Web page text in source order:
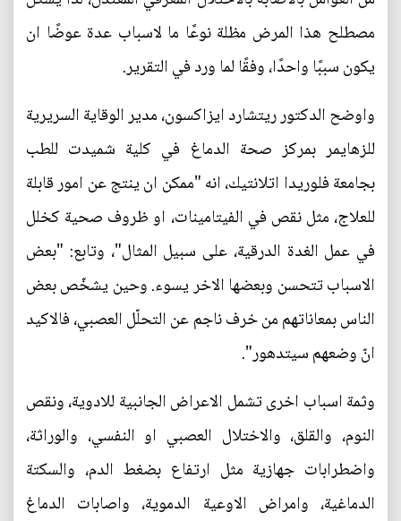
مصطلح هذا المرض مظلة نوعًا ما لاسباب عدة عوضًا ان
يكون سببًا واحدًا، وفقًا لما ورد في التقرير.
واوضح الدكتور ريتشارد ايزاكسون، مدير الوقاية السريرية
للزهايمر بمركز صحة الدماغ في كلية شميدت للطب
بجامعة فلوريدا اتلانتيك، انه "ممكن ان ينتج عن امور قابلة
للعلاج، مثل نقص في الفيتامينات، او ظروف صحية كخلل
في عمل الغدة الدرقية، على سبيل المثال"، وتابع: "بعض
الاسباب تتحسن وبعضها الاخر يسوء. وحين يشخّص بعض
الناس بمعاناتهم من خرف ناجم عن التحلّل العصبي، فالاكيد
انّ وضعهم سيتدهور".
وثمة اسباب اخرى تشمل الاعراض الجانبية للادوية، ونقص
النوم، والقلق، والاختلال العصبي او النفسي، والوراثة،
واضطرابات جهازية مثل ارتفاع بضغط الدم، والسكتة
الدماغية، وامراض الاوعية الدموية، واصابات الدماغ